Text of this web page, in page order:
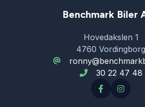
KørecomputerBenchmark Biler
Hovedakslen 1
4760 Vordingborg
30 22 47 48